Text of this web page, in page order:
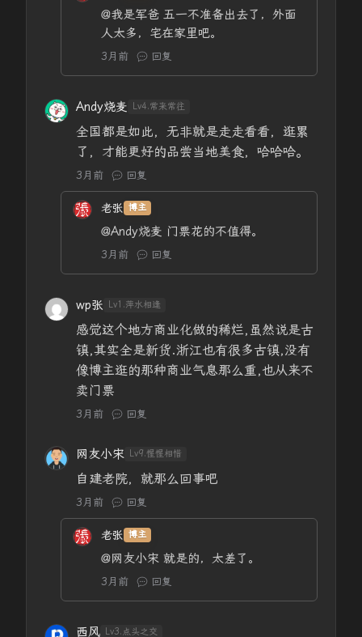
@我是军爸 五一不准备出去了，外面
人太多，宅在家里吧。
3月前 回复
Andy烧麦 Lv4.常来常往
全国都是如此，无非就是走走看看，逛累
了，才能更好的品尝当地美食，哈哈哈。
3月前 回复
老张 博主
@Andy烧麦 门票花的不值得。
3月前 回复
wp张 Lv1.萍水相逢
感觉这个地方商业化做的稀烂,虽然说是古
镇,其实全是新货.浙江也有很多古镇,没有
像博主逛的那种商业气息那么重,也从来不
卖门票
3月前 回复
网友小宋 Lv9.惺惺相惜
自建老院，就那么回事吧
3月前 回复
老张 博主
@网友小宋 就是的，太差了。
3月前 回复
西风 Lv3.点头之交